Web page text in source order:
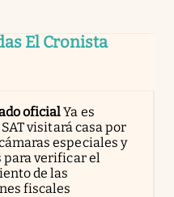
El Cronista
oficialYa es
visitará casa por
especiales y
para verificar el
de las
fiscales